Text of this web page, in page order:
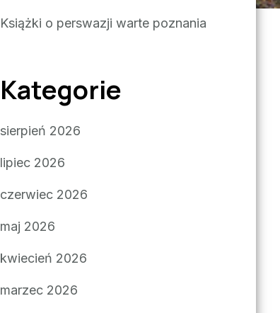
Książki o perswazji warte poznania
Kategorie
sierpień 2026
lipiec 2026
czerwiec 2026
maj 2026
kwiecień 2026
marzec 2026